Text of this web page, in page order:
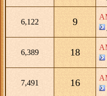
9
6,122
18
6,389
16
7,491